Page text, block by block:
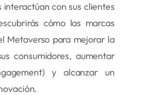
interactúan con sus clientes
cómo las marcas
Metaverso para mejorar la
consumidores, aumentar
y alcanzar un